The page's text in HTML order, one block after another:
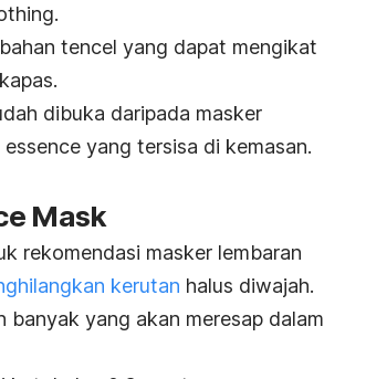
.
tencel yang dapat mengikat
dibuka daripada masker
essence yang tersisa di kemasan.
Mask
rekomendasi masker lembaran
kerutan halus diwajah.
banyak yang akan meresap dalam